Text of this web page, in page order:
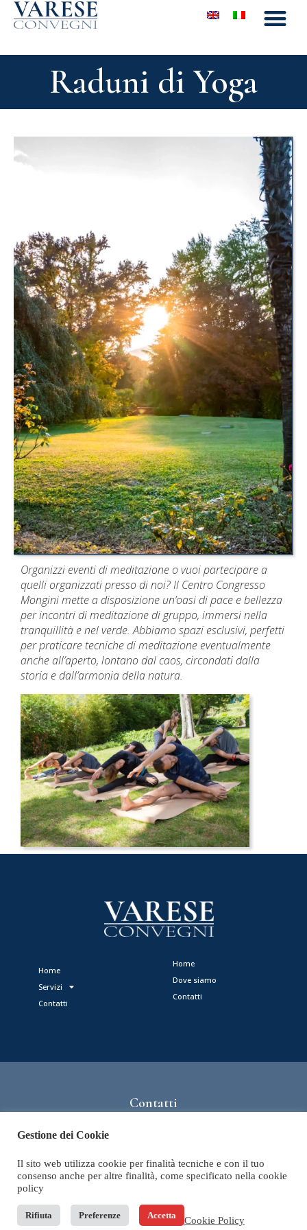
Raduni di Yoga
Organizzi eventi di meditazione o vuoi partecipare a
quelli organizzati presso di noi? Il Centro Congresso
Mongini mette a disposizione un’oasi di pace e bellezza
per incontri di meditazione di gruppo, immersi nella
tranquillità e nel verde. Abbiamo spazi esclusivi, perfetti
per praticare tecniche di meditazione eventualmente
anche all’aperto, lontano dal caos, circondati dalla
storia e dall’armonia della natura.
Home
Servizi
Contatti
Home
Dove siamo
Contatti
Contatti
info@vareseconvegni.com
CIN: IT012084B7V9EDEMCQ
Gestione dei Cookie
Il sito web utilizza cookie per finalità tecniche e con il tuo
consenso anche per altre finalità, come specificato nella cookie
policy
Rifiuta Preferenze Accetta Cookie Policy